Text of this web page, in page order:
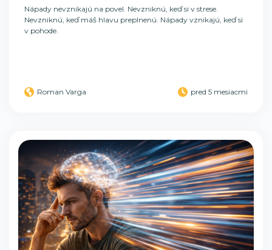
Nápady nevznikajú na povel. Nevzniknú, keď si v strese.
Nevzniknú, keď máš hlavu preplnenú. Nápady vznikajú, keď si
v pohode.
Roman Varga pred 5 mesiacmi